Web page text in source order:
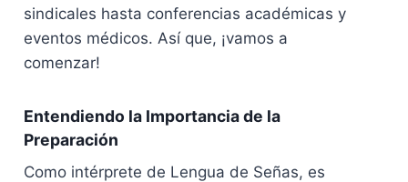
sindicales hasta conferencias académicas y
eventos médicos. Así que, ¡vamos a
comenzar!
Entendiendo la Importancia de la
Preparación
Como intérprete de Lengua de Señas, es